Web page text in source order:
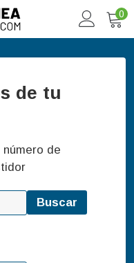
0
de tu
número de
Buscar